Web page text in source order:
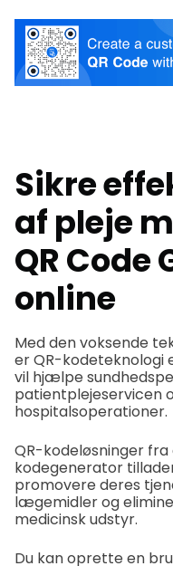
Sikre
af pleje
QR Code
online
Med den voksende
er QR-
vil hjælpe
patientplejeservicen
hospitalsoperationer.
QR-kodeløsninger
kodegenerator
promovere deres
lægemidler og
medicinsk udstyr.
Du kan oprette en